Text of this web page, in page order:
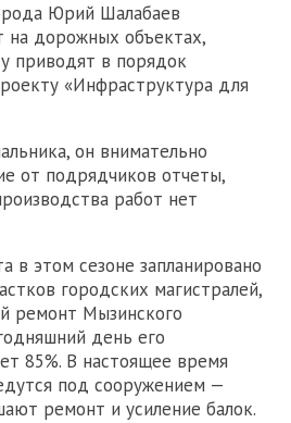
Юрий Шалабаев
на дорожных объектах,
приводят в порядок
«Инфраструктура для
он внимательно
от подрядчиков отчеты,
работ нет
в этом сезоне запланировано
городских магистралей,
ремонт Мызинского
день его
85%. В настоящее время
под сооружением —
ремонт и усиление балок.